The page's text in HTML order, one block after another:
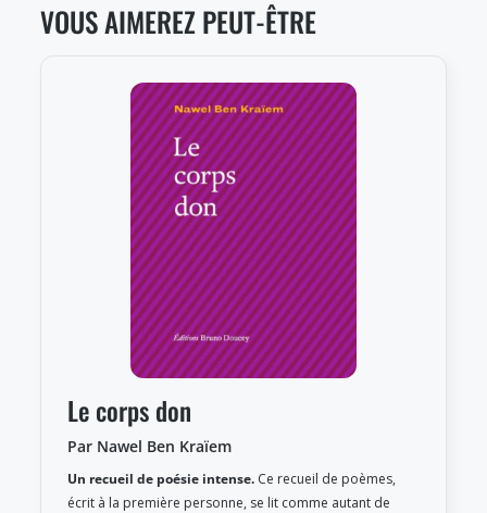
VOUS AIMEREZ PEUT-ÊTRE
Le corps don
Par Nawel Ben Kraïem
Un recueil de poésie intense. Ce recueil de poèmes,
écrit à la première personne, se lit comme autant de